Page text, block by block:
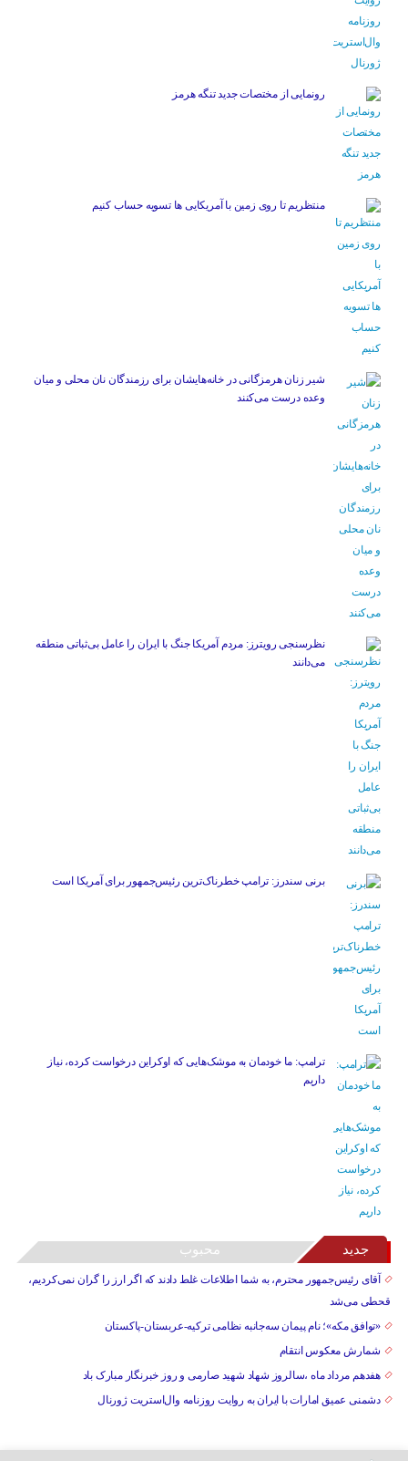
رونمایی از مختصات جدید تنگه هرمز
منتظریم تا روی زمین با آمریکایی ها تسویه حساب کنیم
شیر زنان هرمزگانی در خانه‌هایشان برای رزمندگان نان محلی و میان
وعده درست می‌کنند
نظرسنجی رویترز: مردم آمریکا جنگ با ایران را عامل بی‌ثباتی منطقه
می‌دانند
برنی سندرز: ترامپ خطرناک‌ترین رئیس‌جمهور برای آمریکا است
ترامپ: ما خودمان به موشک‌هایی که اوکراین درخواست کرده، نیاز
داریم
جدید محبوب
آقای رئیس‌جمهور محترم، به شما اطلاعات غلط دادند که اگر ارز را گران نمی‌کردیم،
قحطی می‌شد
«توافق مکه»؛ نام پیمان سه‌جانبه نظامی ترکیه-عربستان-پاکستان
شمارش معکوس انتقام
هفدهم مرداد ماه ،سالروز شهاد شهید صارمی و روز خبرنگار مبارک باد
دشمنی عمیق امارات با ایران به روایت روزنامه وال‌استریت ژورنال